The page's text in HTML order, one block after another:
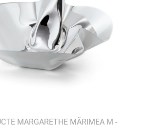
MARGARETHE MĂRIMEA M -